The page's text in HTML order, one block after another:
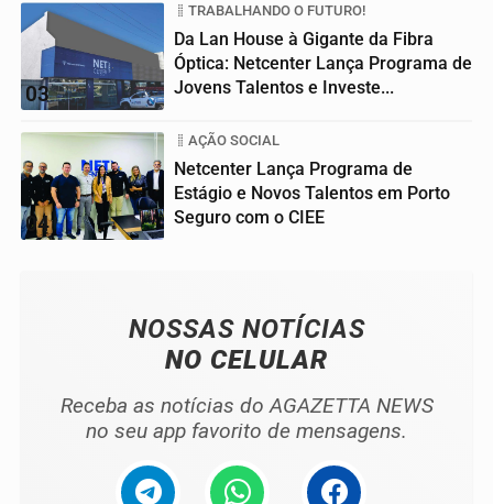
03
TRABALHANDO O FUTURO!
Da Lan House à Gigante da Fibra
Óptica: Netcenter Lança Programa de
Jovens Talentos e Investe...
04
AÇÃO SOCIAL
Netcenter Lança Programa de
Estágio e Novos Talentos em Porto
Seguro com o CIEE
NOSSAS NOTÍCIAS
NO CELULAR
Receba as notícias do AGAZETTA NEWS
no seu app favorito de mensagens.